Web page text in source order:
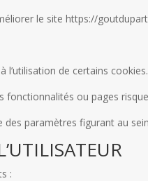
le site https://
de certains cookies.
fonctionnalités ou pages
des paramètres figurant au
: